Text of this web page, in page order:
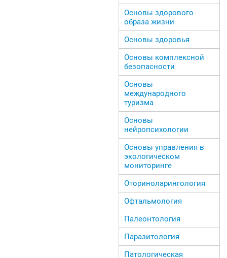
Основы здорового
образа жизни
Основы здоровья
Основы комплексной
безопасности
Основы
международного
туризма
Основы
нейропсихологии
Основы управления в
экологическом
мониторинге
Оториноларингология
Офтальмология
Палеонтология
Паразитология
Патологическая